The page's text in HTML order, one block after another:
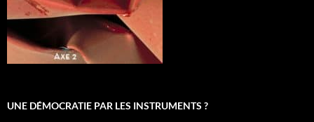
UNE DÉMOCRATIE PAR LES INSTRUMENTS ?